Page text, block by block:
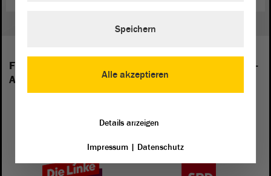
Folgende Fraktionen sind im Landtag von Sachsen-
Anhalt vertreten:
Alle akzeptieren
Speichern
Details anzeigen
Impressum| Datenschutz